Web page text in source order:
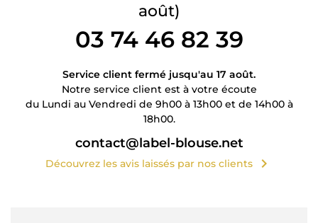
août)
03 74 46 82 39
Service client fermé jusqu'au 17 août.
Notre service client est à votre écoute
du Lundi au Vendredi de 9h00 à 13h00 et de 14h00 à
18h00.
contact@label-blouse.net
Découvrez les avis laissés par nos clients chevron_right